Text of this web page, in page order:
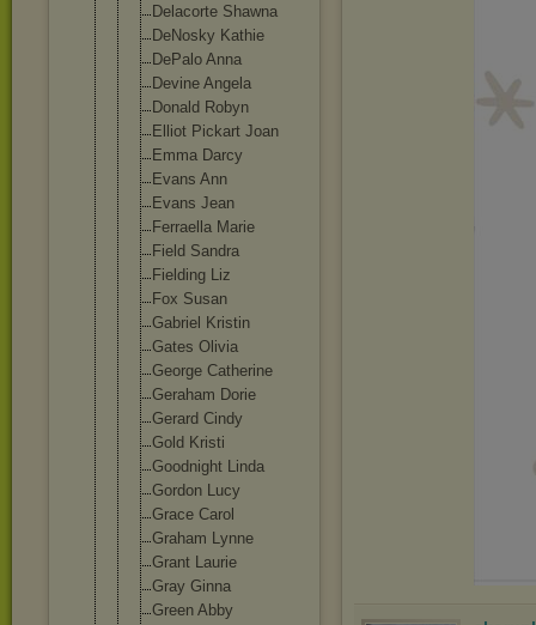
Delacorte Shawna
DeNosky Kathie
DePalo Anna
Devine Angela
Donald Robyn
Elliot Pickart Joan
Emma Darcy
Evans Ann
Evans Jean
Ferraella Marie
Field Sandra
Fielding Liz
Fox Susan
Gabriel Kristin
Gates Olivia
George Catherine
Geraham Dorie
Gerard Cindy
Gold Kristi
Goodnight Linda
Gordon Lucy
Grace Carol
Graham Lynne
Grant Laurie
Gray Ginna
Green Abby